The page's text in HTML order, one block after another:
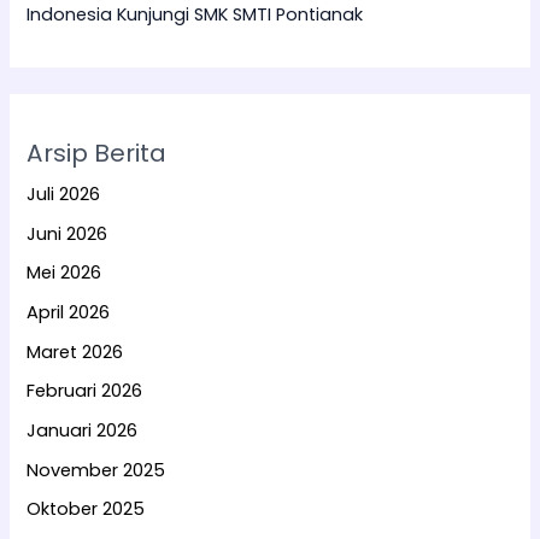
Indonesia Kunjungi SMK SMTI Pontianak
Arsip Berita
Juli 2026
Juni 2026
Mei 2026
April 2026
Maret 2026
Februari 2026
Januari 2026
November 2025
Oktober 2025